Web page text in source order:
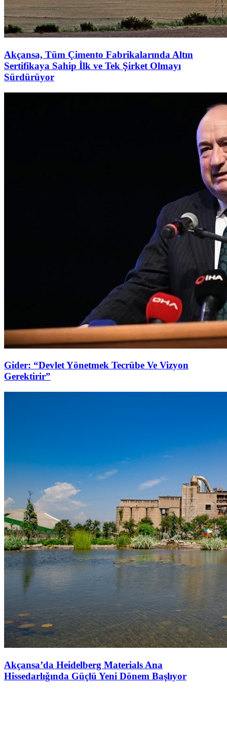
Akçansa, Tüm Çimento Fabrikalarında Altın
Sertifikaya Sahip İlk ve Tek Şirket Olmayı
Sürdürüyor
Gider: “Devlet Yönetmek Tecrübe Ve Vizyon
Gerektirir”
Akçansa’da Heidelberg Materials Ana
Hissedarlığında Güçlü Yeni Dönem Başlıyor